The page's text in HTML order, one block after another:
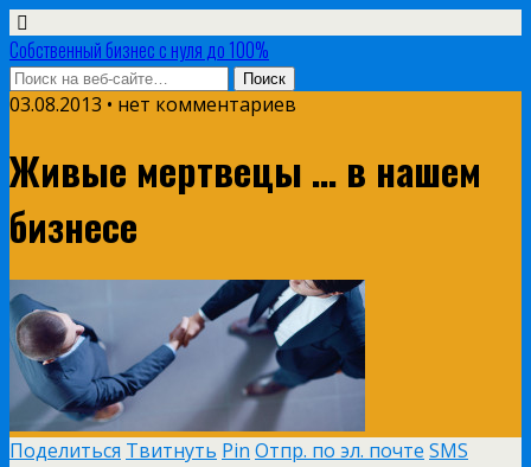
Собственный бизнес с нуля до 100%
03.08.2013 • нет комментариев
Живые мертвецы … в нашем
бизнесе
Поделиться Твитнуть Pin Отпр. по эл. почте SMS